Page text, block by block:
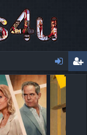
o
n
ne